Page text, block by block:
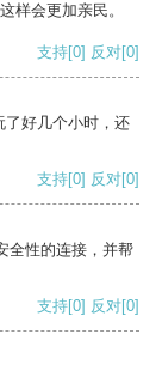
样会更加亲民。
支持[0] 反对[0]
了好几个小时，还
支持[0] 反对[0]
全性的连接，并帮
支持[0] 反对[0]